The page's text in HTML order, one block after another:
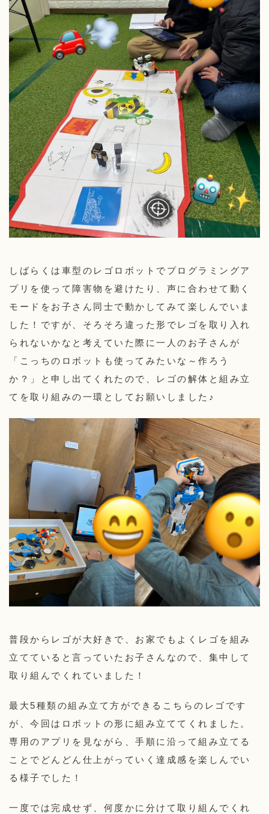
しばらくは車型のレゴロボットでプログラミングア
プリを使って障害物を避けたり、声に合わせて動く
モードをお子さん同士で動かしてみて楽しんでいま
した！ですが、そろそろ違った形でレゴを取り入れ
られないかなと考えていた際に一人のお子さんが
「こっちのロボットも使ってみたいな～作ろう
か？」と申し出てくれたので、レゴの解体と組み立
てを取り組みの一環としてお願いしました♪
普段からレゴが大好きで、お家でもよくレゴを組み
立てていると言っていたお子さんなので、集中して
取り組んでくれていました！
最大5種類の組み立て方ができるこちらのレゴです
が、今回はロボットの形に組み立ててくれました。
専用のアプリを見ながら、手順に沿って組み立てる
ことでどんどん仕上がっていく達成感を楽しんでい
る様子でした！
一度では完成せず、何度かに分けて取り組んでくれ